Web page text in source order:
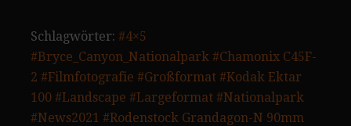
Schlagwörter: #4×5
#Bryce_Canyon_Nationalpark #Chamonix C45F-
2 #Filmfotografie #Großformat #Kodak Ektar
100 #Landscape #Largeformat #Nationalpark
#News2021 #Rodenstock Grandagon-N 90mm